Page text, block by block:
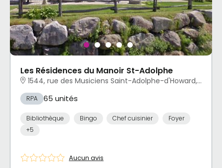
Les Résidences du Manoir St-Adolphe
1544, rue des Musiciens Saint-Adolphe-d'Howard, QC
RPA 65 unités
Bibliothèque Bingo Chef cuisinier
Foyer
+5
Aucun avis